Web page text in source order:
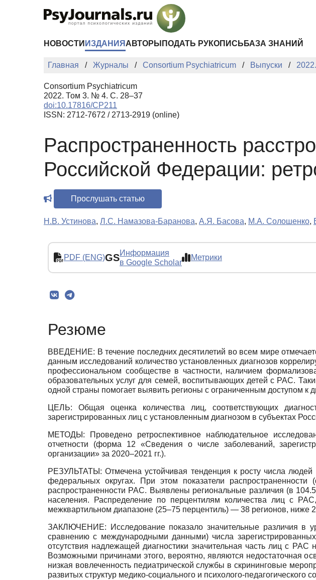
НОВОСТИ ИЗДАНИЯ АВТОРЫ ПОДАТЬ РУКОПИСЬ БАЗА ЗНАНИЙ
Главная Журналы Consortium Psychiatricum Выпуски
Consortium Psychiatricum
2022. Том 3. № 4. С. 28–37
doi:10.17816/CP211
ISSN: 2712-7672 / 2713-2919 (online)
Распространенность
Российской Федерации:
Прослушать статью
Н.В. Устинова, Л.С. Намазова-Баранова, А.Я. Басова, М.А. Солошенко,
PDF (ENG)GSИнформация
в Google Scholar
Метрики
Резюме
ВВЕДЕНИЕ: В течение последних десятилетий во всем мире
данным исследований количество установленных диагнозов
профессиональном сообществе в частности, наличием
образовательных услуг для семей, воспитывающих детей с РАС.
одной страны помогает выявить регионы с ограниченным доступом к
ЦЕЛЬ: Общая оценка количества лиц, соответствующих
зарегистрированных лиц с установленным диагнозом в субъектах
МЕТОДЫ: Проведено ретроспективное наблюдательное
отчетности (форма 12 «Сведения о числе заболеваний,
организации» за 2020–2021 гг.).
РЕЗУЛЬТАТЫ: Отмечена устойчивая тенденция к росту числа
федеральных округах. При этом показатели
распространенности РАС. Выявлены региональные различия (в
населения. Распределение по перцентилям количества лиц с
межквартильном диапазоне (25–75 перцентиль) — 38 регионов,
ЗАКЛЮЧЕНИЕ: Исследование показало значительные различия в
сравнению с международными данными) числа
отсутствия надлежащей диагностики значительная часть лиц с
Возможными причинами этого, вероятно, являются недостаточная
низкая вовлеченность педиатрической службы в скрининговые
развитых структур медико-социального и психолого-педагогического